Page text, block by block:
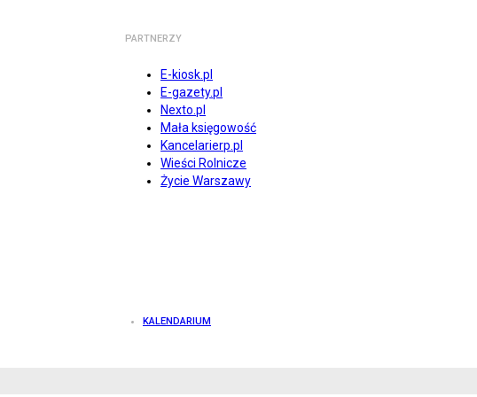
PARTNERZY
E-kiosk.pl
E-gazety.pl
Nexto.pl
Mała księgowość
Kancelarierp.pl
Wieści Rolnicze
Życie Warszawy
KALENDARIUM